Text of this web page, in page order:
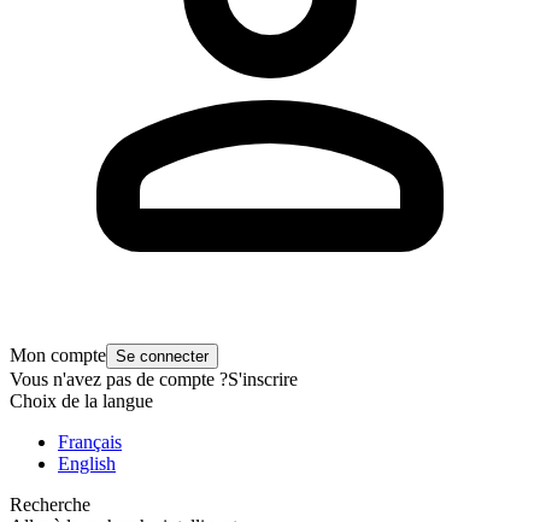
Mon compte Se connecter
Vous n'avez pas de compte ?S'inscrire
Choix de la langue
Français
English
Recherche